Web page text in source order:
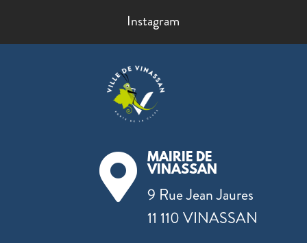
Instagram

MAIRIE DE
VINASSAN
9 Rue Jean Jaures
11 110 VINASSAN